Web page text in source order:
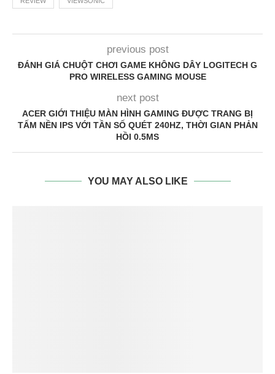
previous post
ĐÁNH GIÁ CHUỘT CHƠI GAME KHÔNG DÂY LOGITECH G
PRO WIRELESS GAMING MOUSE
next post
ACER GIỚI THIỆU MÀN HÌNH GAMING ĐƯỢC TRANG BỊ
TẤM NỀN IPS VỚI TẦN SỐ QUÉT 240HZ, THỜI GIAN PHẢN
HỒI 0.5MS
YOU MAY ALSO LIKE